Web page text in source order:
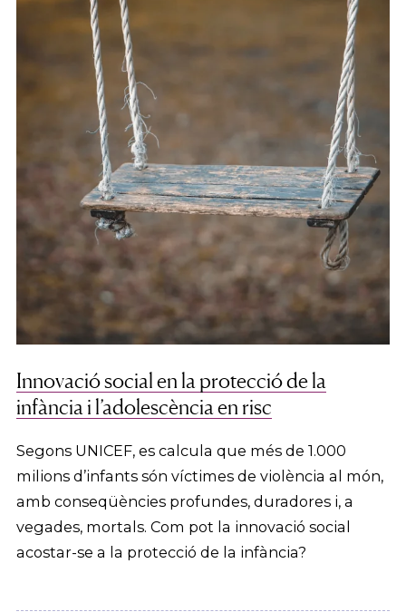
Innovació social en la protecció de la
infància i l’adolescència en risc
Segons UNICEF, es calcula que més de 1.000
milions d’infants són víctimes de violència al món,
amb conseqüències profundes, duradores i, a
vegades, mortals. Com pot la innovació social
acostar-se a la protecció de la infància?